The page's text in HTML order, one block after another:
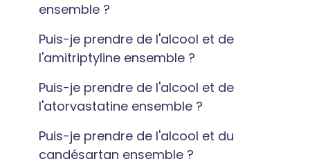
ensemble ?
Puis-je prendre de l'alcool et de
l'amitriptyline ensemble ?
Puis-je prendre de l'alcool et de
l'atorvastatine ensemble ?
Puis-je prendre de l'alcool et du
candésartan ensemble ?